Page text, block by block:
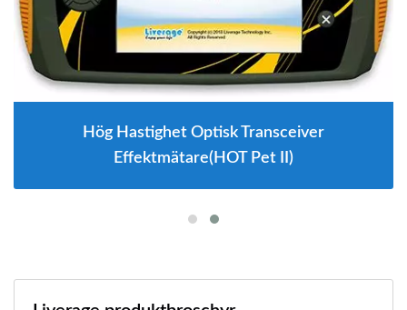
Hög Hastighet Optisk Transceiver
Effektmätare(HOT Pet II)